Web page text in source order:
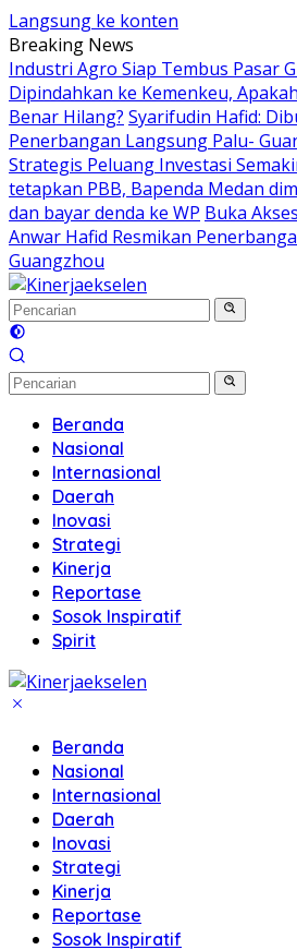
Langsung ke konten
Breaking News
Industri Agro Siap Tembus Pasar
Dipindahkan ke Kemenkeu,
Benar Hilang? Syarifudin Hafid:
Penerbangan Langsung Palu-
Strategis Peluang Investasi
tetapkan PBB, Bapenda Medan
dan bayar denda ke WP Buka
Anwar Hafid Resmikan
Guangzhou
Beranda
Nasional
Internasional
Daerah
Inovasi
Strategi
Kinerja
Reportase
Sosok Inspiratif
Spirit
Beranda
Nasional
Internasional
Daerah
Inovasi
Strategi
Kinerja
Reportase
Sosok Inspiratif